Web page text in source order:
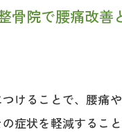
骨院で腰痛改善
けることで、腰痛
症状を軽減するこ